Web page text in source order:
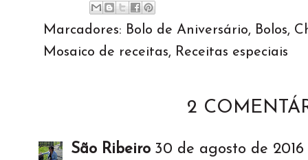
Marcadores: Bolo de Aniversário, Bolos,
Mosaico de receitas, Receitas especiais
2
São Ribeiro 30 de agosto de 2016